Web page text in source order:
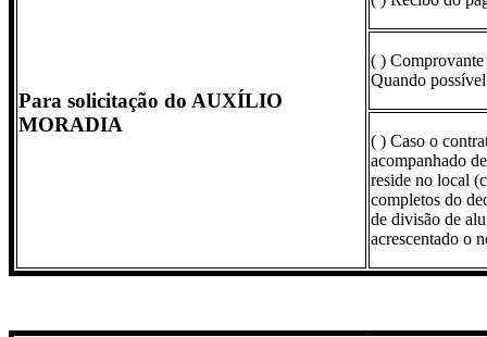
Para solicitação do AUXÍLIO
MORADIA
( ) Comprovante
Quando
( ) Caso o
acompanhado
reside no local
completos do
de divisão de
acrescentado o